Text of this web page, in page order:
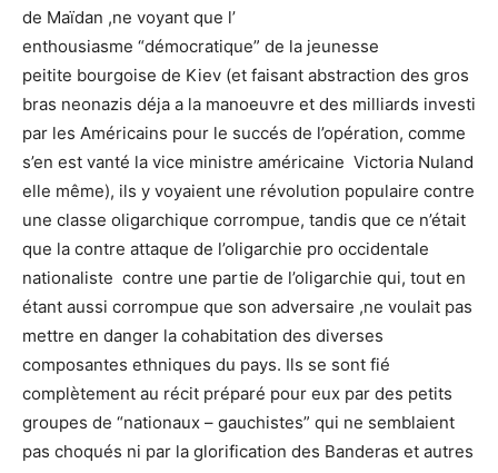
de Maïdan ,ne voyant que l’
enthousiasme “démocratique” de la jeunesse
peitite bourgoise de Kiev (et faisant abstraction des gros
bras neonazis déja a la manoeuvre et des milliards investi
par les Américains pour le succés de l’opération, comme
s’en est vanté la vice ministre américaine Victoria Nuland
elle même), ils y voyaient une révolution populaire contre
une classe oligarchique corrompue, tandis que ce n’était
que la contre attaque de l’oligarchie pro occidentale
nationaliste contre une partie de l’oligarchie qui, tout en
étant aussi corrompue que son adversaire ,ne voulait pas
mettre en danger la cohabitation des diverses
composantes ethniques du pays. Ils se sont fié
complètement au récit préparé pour eux par des petits
groupes de “nationaux – gauchistes” qui ne semblaient
pas choqués ni par la glorification des Banderas et autres